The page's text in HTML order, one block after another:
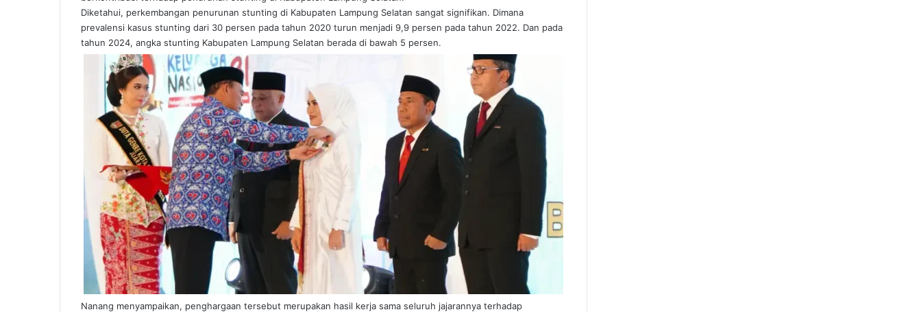
Diketahui, perkembangan penurunan stunting di Kabupaten Lampung Selatan sangat signifikan. Dimana
prevalensi kasus stunting dari 30 persen pada tahun 2020 turun menjadi 9,9 persen pada tahun 2022. Dan pada
tahun 2024, angka stunting Kabupaten Lampung Selatan berada di bawah 5 persen.
Nanang menyampaikan, penghargaan tersebut merupakan hasil kerja sama seluruh jajarannya terhadap